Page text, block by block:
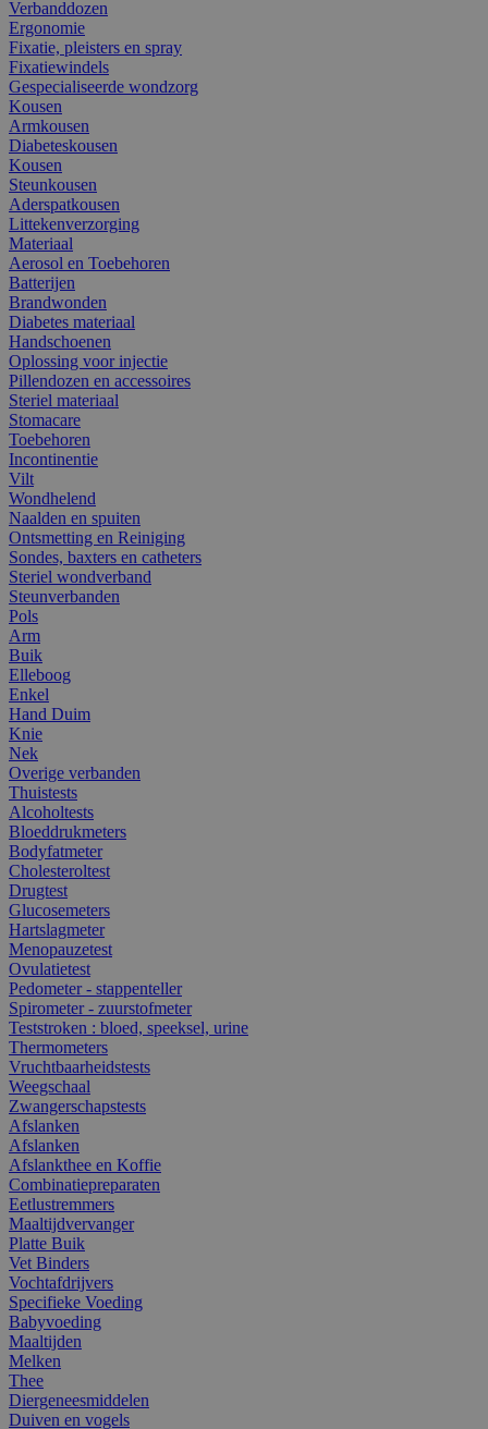
Verbanddozen
Ergonomie
Fixatie, pleisters en spray
Fixatiewindels
Gespecialiseerde wondzorg
Kousen
Armkousen
Diabeteskousen
Kousen
Steunkousen
Aderspatkousen
Littekenverzorging
Materiaal
Aerosol en Toebehoren
Batterijen
Brandwonden
Diabetes materiaal
Handschoenen
Oplossing voor injectie
Pillendozen en accessoires
Steriel materiaal
Stomacare
Toebehoren
Incontinentie
Vilt
Wondhelend
Naalden en spuiten
Ontsmetting en Reiniging
Sondes, baxters en catheters
Steriel wondverband
Steunverbanden
Pols
Arm
Buik
Elleboog
Enkel
Hand Duim
Knie
Nek
Overige verbanden
Thuistests
Alcoholtests
Bloeddrukmeters
Bodyfatmeter
Cholesteroltest
Drugtest
Glucosemeters
Hartslagmeter
Menopauzetest
Ovulatietest
Pedometer - stappenteller
Spirometer - zuurstofmeter
Teststroken : bloed, speeksel, urine
Thermometers
Vruchtbaarheidstests
Weegschaal
Zwangerschapstests
Afslanken
Afslanken
Afslankthee en Koffie
Combinatiepreparaten
Eetlustremmers
Maaltijdvervanger
Platte Buik
Vet Binders
Vochtafdrijvers
Specifieke Voeding
Babyvoeding
Maaltijden
Melken
Thee
Diergeneesmiddelen
Duiven en vogels